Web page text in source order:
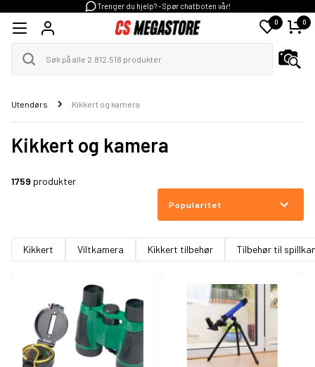
Trenger du hjelp? - Spør chatboten vår!
0 0
Utendørs Kikkert og kamera
Kikkert og kamera
1759 produkter
Popularitet
Kikkert Viltkamera Kikkert tilbehør Tilbehør til